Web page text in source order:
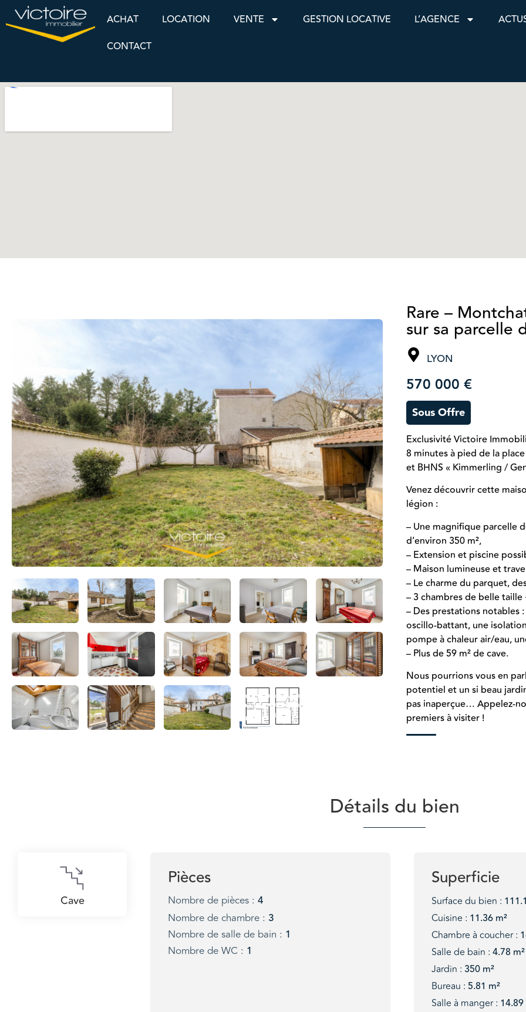
ACHAT LOCATION VENTE GESTION LOCATIVE L’AGENCE
CONTACT
Rare –
sur sa parcelle
LYON
570 000 €
Sous Offre
Exclusivité Victoire
8 minutes à pied de la
et BHNS « Kimmerling /
Venez découvrir cette
légion :
– Une magnifique parcelle
d’environ 350 m²,
– Extension et piscine
– Maison lumineuse et
– Le charme du parquet,
– 3 chambres de belle taille
– Des prestations notables
oscillo-battant, une
pompe à chaleur air/eau,
– Plus de 59 m² de cave.
Nous pourrions vous en
potentiel et un si beau
pas inaperçue… Appelez-
premiers à visiter !
Détails du bien
Cave
Pièces
Nombre de pièces : 4
Nombre de chambre : 3
Nombre de salle de bain : 1
Nombre de WC : 1
Superficie
Surface du bien :
Cuisine : 11.36 m²
Chambre à coucher :
Salle de bain : 4.78 m²
Jardin : 350 m²
Bureau : 5.81 m²
Salle à manger : 14.89